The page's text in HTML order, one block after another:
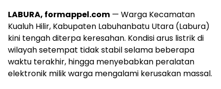
LABURA, formappel.com — Warga Kecamatan
Kualuh Hilir, Kabupaten Labuhanbatu Utara (Labura)
kini tengah diterpa keresahan. Kondisi arus listrik di
wilayah setempat tidak stabil selama beberapa
waktu terakhir, hingga menyebabkan peralatan
elektronik milik warga mengalami kerusakan massal.